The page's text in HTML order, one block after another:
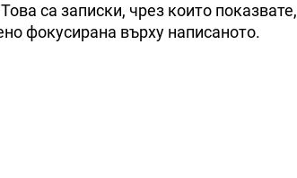
са записки, чрез които
фокусирана върху написаното.